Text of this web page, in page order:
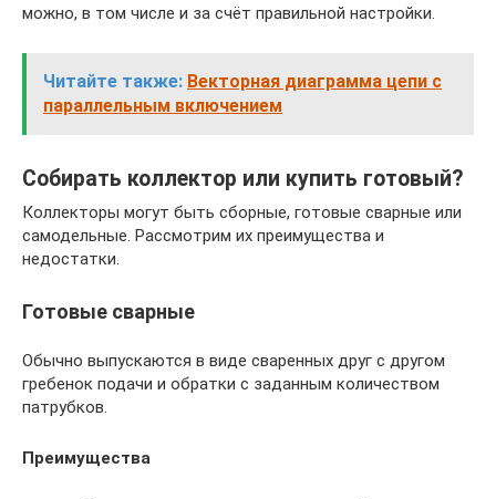
можно, в том числе и за счёт правильной настройки.
Читайте также: Векторная диаграмма цепи с
параллельным включением
Собирать коллектор или купить готовый?
Коллекторы могут быть сборные, готовые сварные или
самодельные. Рассмотрим их преимущества и
недостатки.
Готовые сварные
Обычно выпускаются в виде сваренных друг с другом
гребенок подачи и обратки с заданным количеством
патрубков.
Преимущества